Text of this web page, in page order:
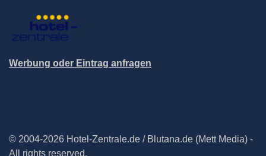
Werbung oder Eintrag anfragen
© 2004-2026 Hotel-Zentrale.de / Blutana.de (Mett Media) -
All rights reserved.